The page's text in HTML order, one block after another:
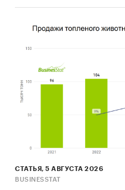
Кабелеукладчик
Котельная
Манифольд
Машина Для
Мобильная
СТАТЬЯ, 5 АВГУСТА 2026
BUSINESSTAT